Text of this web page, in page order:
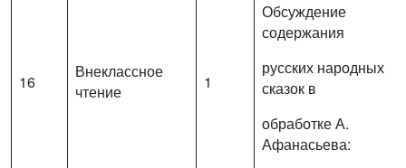
16
Внеклассное
чтение
1
Обсуждение
содержания
русских народных
сказок в
обработке А.
Афанасьева: